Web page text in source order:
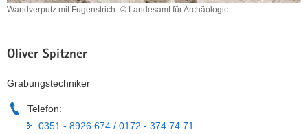
Wandverputz mit Fugenstrich © Landesamt für Archäologie
Fugenstrich
Oliver Spitzner
Grabungstechniker
Telefon:
0351 - 8926 674 / 0172 - 374 74 71